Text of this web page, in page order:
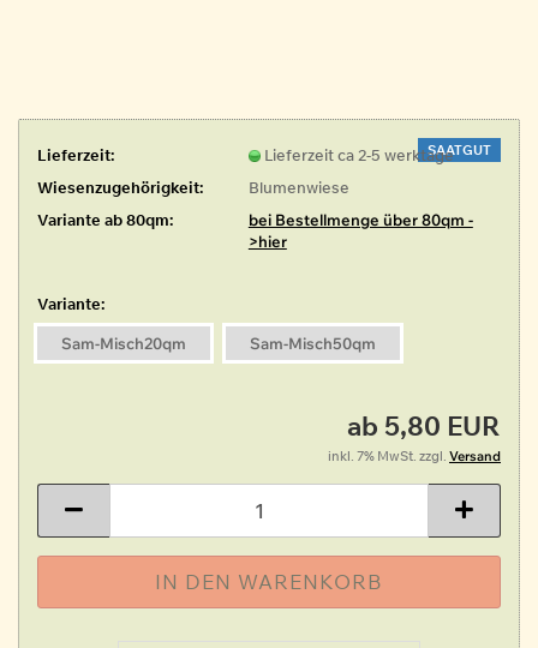
SAATGUT
Lieferzeit:
Lieferzeit ca 2-5 werktage
Wiesenzugehörigkeit:
Blumenwiese
Variante ab 80qm:
bei Bestellmenge über 80qm -
>hier
Variante:
Sam-Misch20qm Sam-Misch50qm
ab 5,80 EUR
inkl. 7% MwSt. zzgl. Versand